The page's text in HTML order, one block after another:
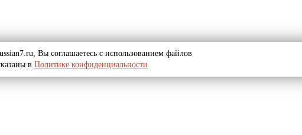
Вы соглашаетесь с использованием файлов
в Политике конфиденциальности